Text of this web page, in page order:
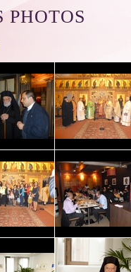
PHOTOS